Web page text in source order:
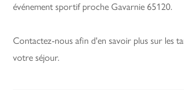
événement sportif proche Gavarnie 65120.
Contactez-nous afin d'en savoir plus sur les
votre séjour.